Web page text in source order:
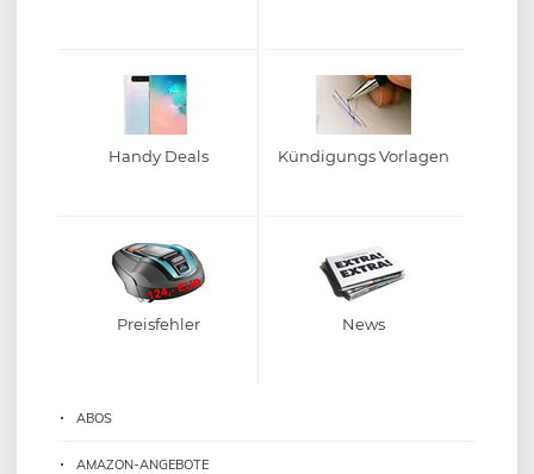
Handy Deals Kündigungs Vorlagen
Preisfehler News
ABOS
AMAZON-ANGEBOTE